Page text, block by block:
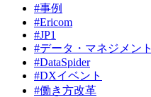
#事例
#Ericom
#JP1
#データ・マネジメント
#DataSpider
#DXイベント
#働き方改革